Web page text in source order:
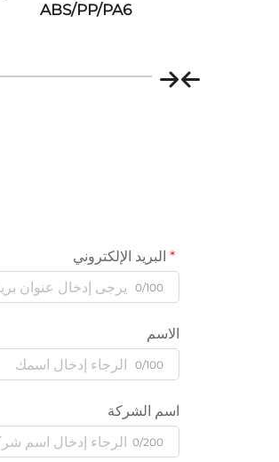
ABS/PP/PA6
البريد الإلكتروني
0/100
الاسم
0/100
اسم الشركة
0/200